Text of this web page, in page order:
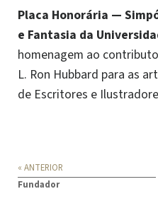
Placa Honorária —
e Fantasia da
homenagem ao
L. Ron Hubbard para as
de Escritores e
« ANTERIOR
Fundador